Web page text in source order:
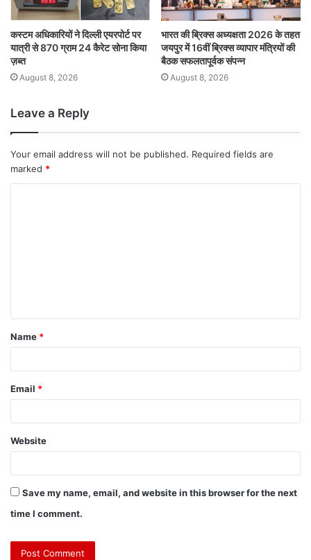
कस्टम अधिकारियों ने दिल्ली एयरपोर्ट पर
यात्री से 870 ग्राम 24 कैरेट सोना किया
ज़ब्त
August 8, 2026
भारत की ब्रिक्‍स अध्यक्षता 2026 के तहत
जयपुर में 16वीं ब्रिक्‍स व्यापार मंत्रियों की
बैठक सफलतापूर्वक संपन्न
August 8, 2026
Leave a Reply
Your email address will not be published. Required fields are
marked *
Name *
Email *
Website
Save my name, email, and website in this browser for the next
time I comment.